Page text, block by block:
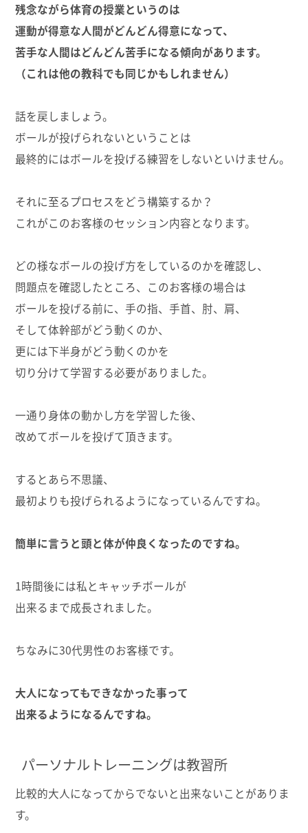
残念ながら体育の授業というのは
運動が得意な人間がどんどん得意になって、
苦手な人間はどんどん苦手になる傾向があります。
（これは他の教科でも同じかもしれません）
話を戻しましょう。
ボールが投げられないということは
最終的にはボールを投げる練習をしないといけません。
それに至るプロセスをどう構築するか？
これがこのお客様のセッション内容となります。
どの様なボールの投げ方をしているのかを確認し、
問題点を確認したところ、このお客様の場合は
ボールを投げる前に、手の指、手首、肘、肩、
そして体幹部がどう動くのか、
更には下半身がどう動くのかを
切り分けて学習する必要がありました。
一通り身体の動かし方を学習した後、
改めてボールを投げて頂きます。
するとあら不思議、
最初よりも投げられるようになっているんですね。
簡単に言うと頭と体が仲良くなったのですね。
1時間後には私とキャッチボールが
出来るまで成長されました。
ちなみに30代男性のお客様です。
大人になってもできなかった事って
出来るようになるんですね。
パーソナルトレーニングは教習所
比較的大人になってからでないと出来ないことがありま
す。